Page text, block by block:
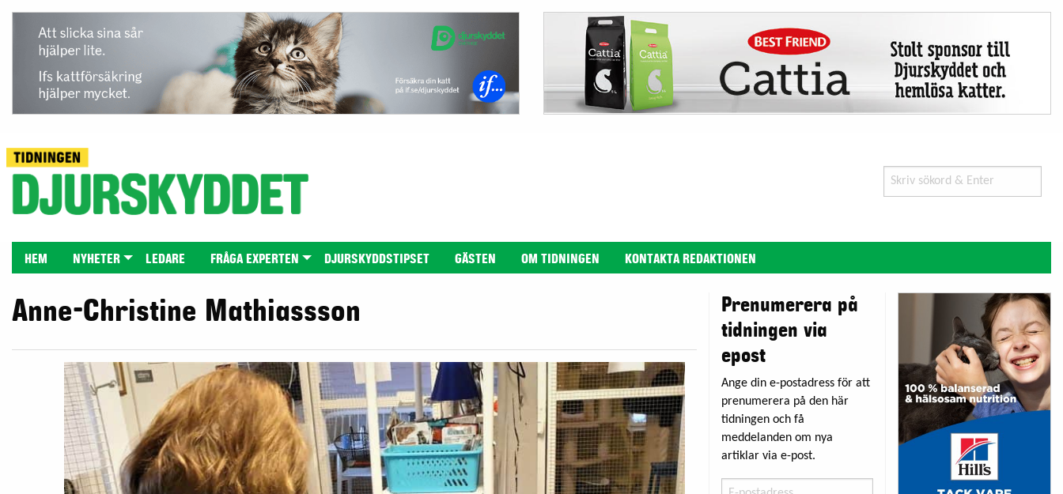
Search
for:
HEM NYHETER LEDARE FRÅGA EXPERTEN DJURSKYDDSTIPSET GÄSTEN OM TIDNINGEN KONTAKTA REDAKTIONEN
Anne-Christine Mathiassson
Prenumerera på
tidningen via
epost
Ange din e-postadress för att
prenumerera på den här
tidningen och få
meddelanden om nya
artiklar via e-post.